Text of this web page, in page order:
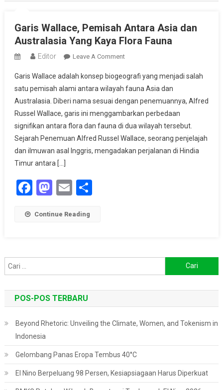
Garis Wallace, Pemisah Antara Asia dan
Australasia Yang Kaya Flora Fauna
Editor Leave A CommentOn
Wallace,
Pemisah
Antara
Asia
Dan
Australasia
Yang
Garis Wallace adalah konsep biogeografi yang menjadi salah
satu pemisah alami antara wilayah fauna Asia dan
Australasia. Diberi nama sesuai dengan penemuannya, Alfred
Russel Wallace, garis ini menggambarkan perbedaan
signifikan antara flora dan fauna di dua wilayah tersebut.
Sejarah Penemuan Alfred Russel Wallace, seorang penjelajah
dan ilmuwan asal Inggris, mengadakan perjalanan di Hindia
Timur antara […]
Facebook
Mastodon
EmailShare
Continue Reading
untuk:
POS-POS TERBARU
Beyond Rhetoric: Unveiling the Climate, Women, and Tokenism in
Indonesia
Gelombang Panas Eropa Tembus 40°C
El Nino Berpeluang 98 Persen, Kesiapsiagaan Harus Diperkuat